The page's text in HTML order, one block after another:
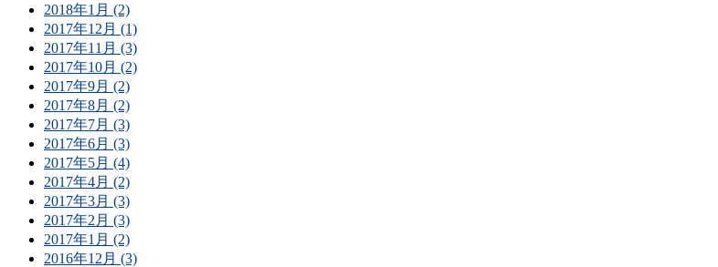
2018年1月 (2)
2017年12月 (1)
2017年11月 (3)
2017年10月 (2)
2017年9月 (2)
2017年8月 (2)
2017年7月 (3)
2017年6月 (3)
2017年5月 (4)
2017年4月 (2)
2017年3月 (3)
2017年2月 (3)
2017年1月 (2)
2016年12月 (3)